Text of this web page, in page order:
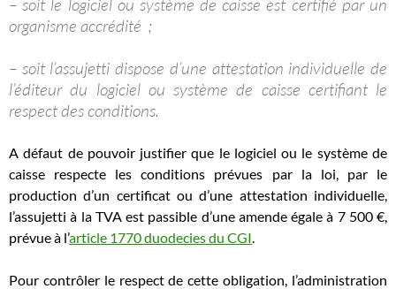
– soit le logiciel ou système de caisse est certifié par un
organisme accrédité ;
– soit l’assujetti dispose d’une attestation individuelle de
l’éditeur du logiciel ou système de caisse certifiant le
respect des conditions.
A défaut de pouvoir justifier que le logiciel ou le système de
caisse respecte les conditions prévues par la loi, par le
production d’un certificat ou d’une attestation individuelle,
l’assujetti à la TVA est passible d’une amende égale à 7 500 €,
prévue à l’article 1770 duodecies du CGI.
Pour contrôler le respect de cette obligation, l’administration